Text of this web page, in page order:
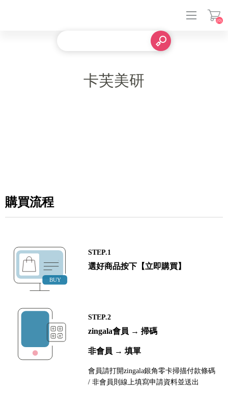
(0)
卡芙美研
購買流程
STEP.1
選好商品按下【立即購買】
STEP.2
zingala會員 → 掃碼
非會員 → 填單
會員請打開zingala銀角零卡掃描付款條碼
/ 非會員則線上填寫申請資料並送出